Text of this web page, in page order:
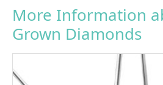
More Information
Grown Diamonds